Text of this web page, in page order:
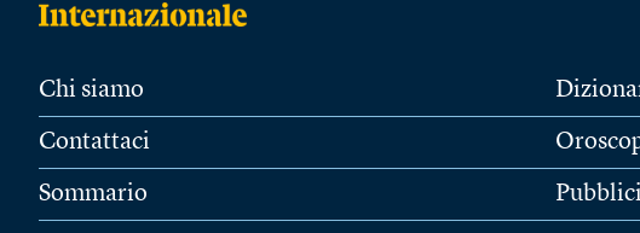
Chi siamo
Contattaci
Sommario